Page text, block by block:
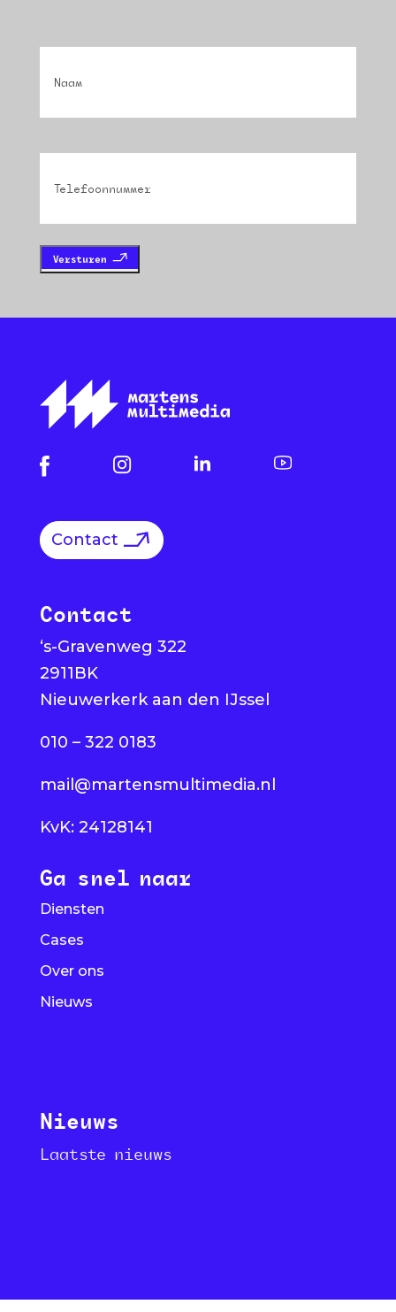
Contact
Contact
‘s-Gravenweg 322
2911BK
Nieuwerkerk aan den IJssel
010 – 322 0183
mail@martensmultimedia.nl
KvK: 24128141
Ga snel naar
Diensten
Cases
Over ons
Nieuws
Nieuws
Laatste nieuws